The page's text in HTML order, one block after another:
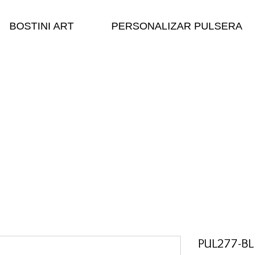
BOSTINI ART PERSONALIZAR PULSERA
PUL277-BL